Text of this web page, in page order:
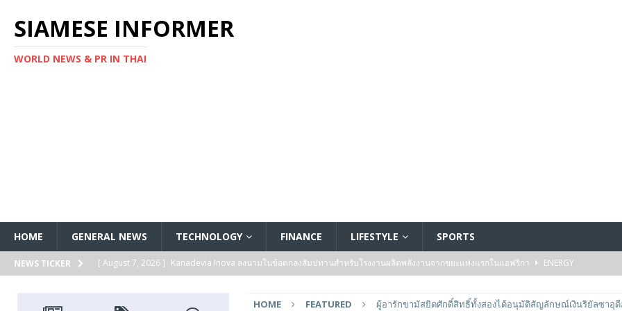
SIAMESE INFORMER
WORLD NEWS & PR IN THAI
HOME GENERAL NEWS TECHNOLOGY FINANCE LIFESTYLE SPORTS
NEWS TICKER [ August 7, 2026 ] Kanadevia Inova ลงนามในข้อตกลงสัมปทานสำหรับโรงงานผลิตพลังงานจากขยะแห่งแรกในแอฟริกา
ENERGY
HOME FEATURED ผู้อารักขามัสยิดศักดิ์สิทธิ์ทั้งสองได้อนุมัติสัญลักษณ์เงินริยัลซาอุดี